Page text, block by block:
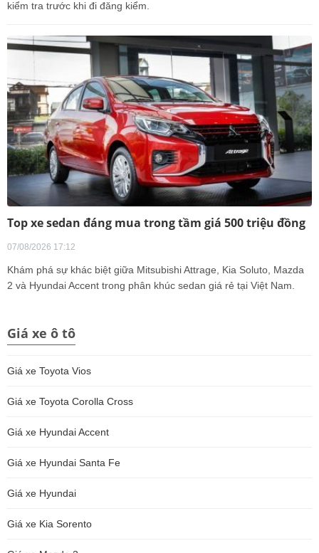
kiểm tra trước khi đi đăng kiểm.
Top xe sedan đáng mua trong tầm giá 500 triệu đồng
07/08/2026 17:12
Khám phá sự khác biệt giữa Mitsubishi Attrage, Kia Soluto, Mazda
2 và Hyundai Accent trong phân khúc sedan giá rẻ tại Việt Nam.
Giá xe ô tô
Giá xe Toyota Vios
Giá xe Toyota Corolla Cross
Giá xe Hyundai Accent
Giá xe Hyundai Santa Fe
Giá xe Hyundai
Giá xe Kia Sorento